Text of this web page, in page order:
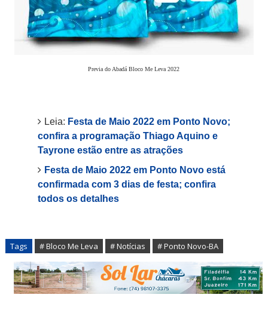
Previa do Abadá Bloco Me Leva 2022
Leia: Festa de Maio 2022 em Ponto Novo;
confira a programação Thiago Aquino e
Tayrone estão entre as atrações
Festa de Maio 2022 em Ponto Novo está
confirmada com 3 dias de festa; confira
todos os detalhes
Tags # Bloco Me Leva # Notícias # Ponto Novo-BA